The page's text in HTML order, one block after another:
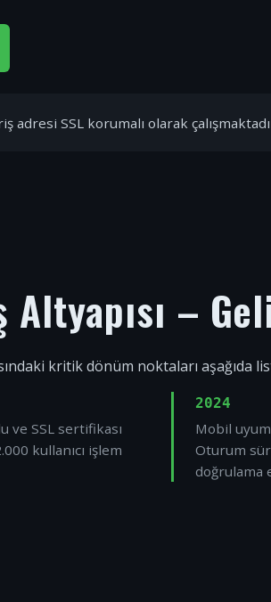
adresi SSL korumalı olarak
–
kritik dönüm noktaları aşağıda
ve SSL sertifikası
kullanıcı işlem
2024
Mobil
Oturum
doğrulama